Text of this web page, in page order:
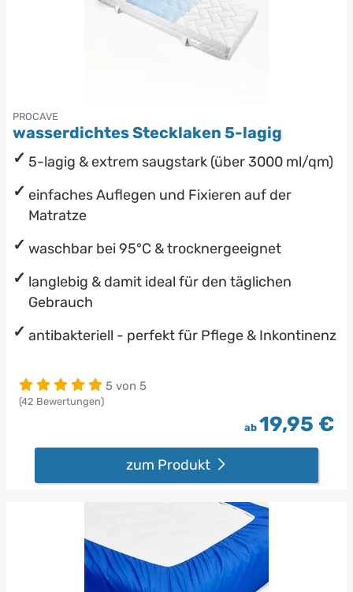
PROCAVE
wasserdichtes Stecklaken 5-lagig
5-lagig & extrem saugstark (über 3000 ml/qm)
einfaches Auflegen und Fixieren auf der
Matratze
waschbar bei 95°C & trocknergeeignet
langlebig & damit ideal für den täglichen
Gebrauch
antibakteriell - perfekt für Pflege & Inkontinenz
5 von 5
(42 Bewertungen)
ab 19,95 €
zum Produkt